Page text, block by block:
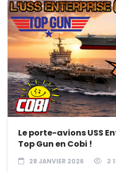
Le porte-avions USS
Top Gun en Cobi !
28 JANVIER 2026 2